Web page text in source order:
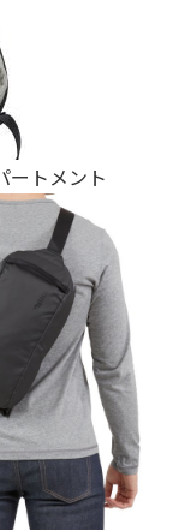
ートメント